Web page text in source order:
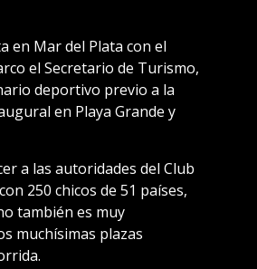
en Mar del Plata con el
el Secretario de Turismo,
deportivo previo a la
en Playa Grande y
a las autoridades del Club
250 chicos de 51 países,
también es muy
muchísimas plazas